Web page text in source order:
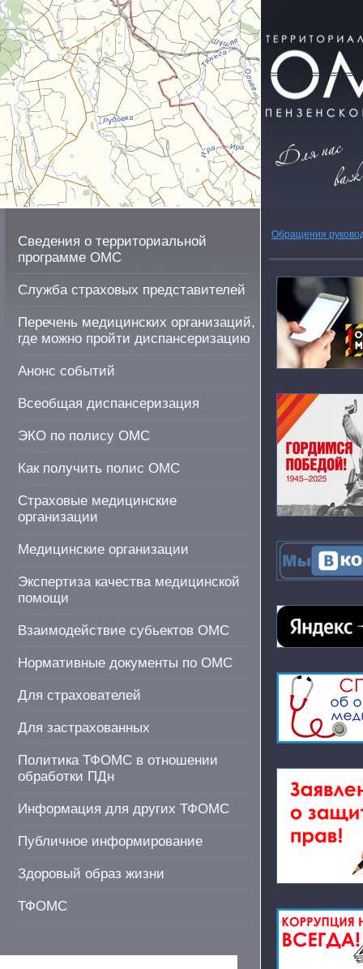
Сведения о территориальной
программе ОМС
Служба страховых представителей
Перечень медицинских организаций,
где можно пройти диспансеризацию
Анонс событий
Всеобщая диспансеризация
ЭКО по полису ОМС
Как получить полис ОМС
Страховые медицинские
организации
Медицинские организации
Экспертиза качества медицинской
помощи
Взаимодействие субьектов ОМС
Нормативные документы по ОМС
Для страхователей
Для застрахованных
Политика ТФОМС в отношении
обработки ПДн
Информация для других ТФОМС
Публичное информирование
Здоровый образ жизни
ТФОМС
Обращения